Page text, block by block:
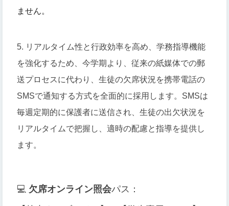
ません。
5. リアルタイム性と行政効率を高め、学務指導機能
を強化するため、今学期より、従来の紙媒体での郵
送プロセスに代わり、生徒の欠席状況を携帯電話の
SMSで通知する方式を全面的に採用します。SMSは
毎週定期的に保護者に送信され、生徒の出欠状況を
リアルタイムで把握し、適時の配慮と指導を提供し
ます。
💻 欠席オンライン照会パス：